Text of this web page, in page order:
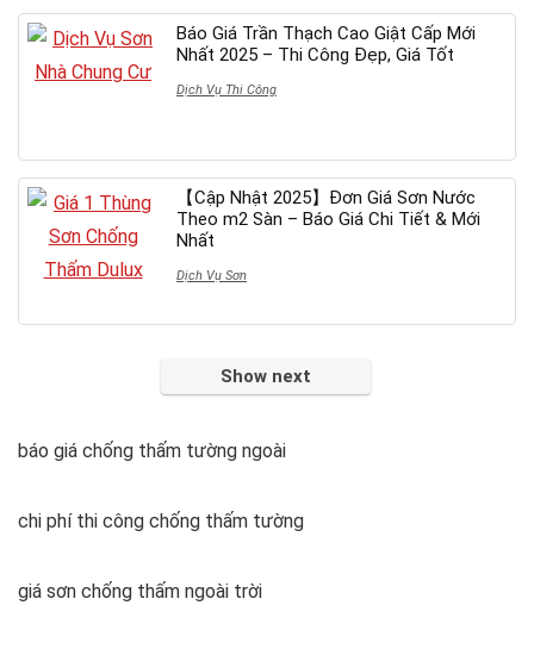
Báo Giá Trần Thạch Cao Giật Cấp Mới
Nhất 2025 – Thi Công Đẹp, Giá Tốt
Dịch Vụ Thi Công
【Cập Nhật 2025】Đơn Giá Sơn Nước
Theo m2 Sàn – Báo Giá Chi Tiết & Mới
Nhất
Dịch Vụ Sơn
Show next
báo giá chống thấm tường ngoài
chi phí thi công chống thấm tường
giá sơn chống thấm ngoài trời